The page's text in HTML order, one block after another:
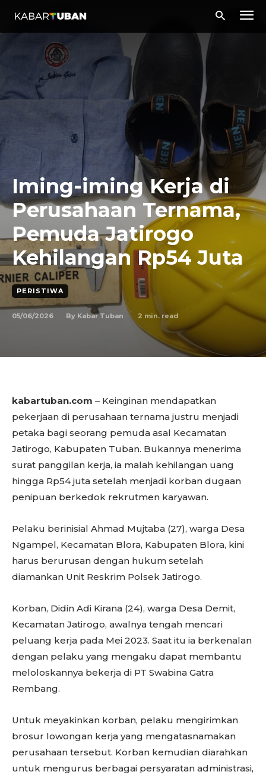
Iming-iming Kerja di
Perusahaan Ternama,
Pemuda Jatirogo
Kehilangan Rp54 Juta
PERISTIWA
05/06/2026 By Kabar Tuban 2 min. read
kabartuban.com – Keinginan mendapatkan
pekerjaan di perusahaan ternama justru menjadi
petaka bagi seorang pemuda asal Kecamatan
Jatirogo, Kabupaten Tuban. Bukannya menerima
surat panggilan kerja, ia malah kehilangan uang
hingga Rp54 juta setelah menjadi korban dugaan
penipuan berkedok rekrutmen karyawan.
Pelaku berinisial Ahmad Mujtaba (27), warga Desa
Ngampel, Kecamatan Blora, Kabupaten Blora, kini
harus berurusan dengan hukum setelah
diamankan Unit Reskrim Polsek Jatirogo.
Korban, Didin Adi Kirana (24), warga Desa Demit,
Kecamatan Jatirogo, awalnya tengah mencari
peluang kerja pada Mei 2023. Saat itu ia berkenalan
dengan pelaku yang mengaku dapat membantu
meloloskannya bekerja di PT Swabina Gatra
Rembang.
Untuk meyakinkan korban, pelaku mengirimkan
brosur lowongan kerja yang mengatasnamakan
perusahaan tersebut. Korban kemudian diarahkan
untuk mengurus berbagai persyaratan administrasi,